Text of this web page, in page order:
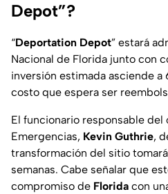
Depot”?
“Deportation Depot” estará
Nacional de Florida junto con
inversión estimada asciende a
costo que espera ser
El funcionario responsable
Emergencias, Kevin Guthrie,
transformación del sitio
semanas. Cabe señalar que
compromiso de Florida con